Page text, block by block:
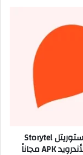
تحميل برنامج ستوريتل Storytel